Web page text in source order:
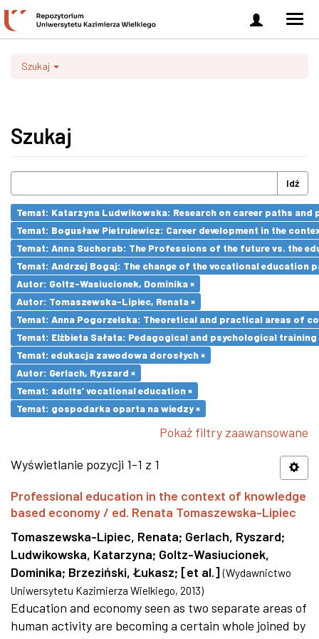
Zaloguj
się
Szukaj
Szukaj
Idź
Temat: Katarzyna Ludwikowska: Research on career paths
Temat: Bogusław Pietrulewicz: Career development in the
Temat: Anna Suchorab: The Professions of the future vs. the
Temat: Andrzej Bogaj: The change of the vocational education
Autor: Goltz-Wasiucionek, Dominika ×
Autor: Tomaszewska-Lipiec, Renata ×
Temat: Anna Pogorzelska: Theoretical and practical areas of
Temat: Elżbieta Sałata: Pedagogical and psychological
Temat: edukacja zawodowa dorosłych ×
Autor: Gerlach, Ryszard ×
Temat: adults’ vocational education ×
Temat: gospodarka oparta na wiedzy ×
Pokaż filtry zaawansowane
Wyświetlanie pozycji 1-1 z 1
Professional education in the context of knowledge
based economy / ed. Renata Tomaszewska-Lipiec
Tomaszewska-Lipiec, Renata; Gerlach, Ryszard;
Ludwikowska, Katarzyna; Goltz-Wasiucionek,
Dominika; Brzeziński, Łukasz; [et al.] (Wydawnictwo
Uniwersytetu Kazimierza Wielkiego, 2013)
Education and economy seen as two separate areas of
human activity are becoming a certain whole joined by